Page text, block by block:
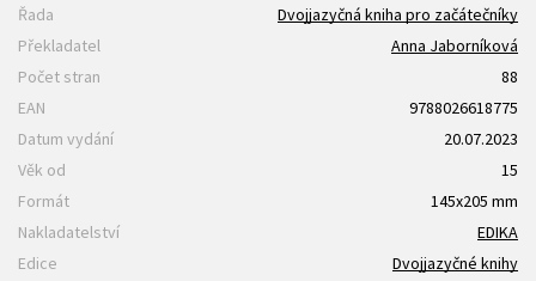
Řada
Dvojjazyčná kniha pro začátečníky
Překladatel
Anna Jaborníková
Počet stran
88
EAN
9788026618775
Datum vydání
20.07.2023
Věk od
15
Formát
145x205 mm
Nakladatelství
EDIKA
Edice
Dvojjazyčné knihy